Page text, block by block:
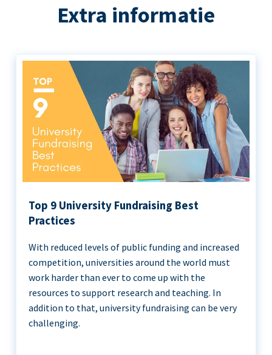
Extra informatie
Top 9 University Fundraising Best
Practices
With reduced levels of public funding and increased
competition, universities around the world must
work harder than ever to come up with the
resources to support research and teaching. In
addition to that, university fundraising can be very
challenging.